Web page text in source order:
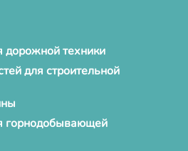
дорожной техники
для строительной
горнодобывающей